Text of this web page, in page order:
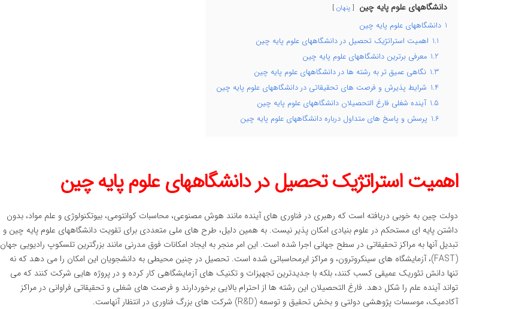
دانشگاههای علوم پایه چین پنهان
1 دانشگاههای علوم پایه چین
1.1 اهمیت استراتژیک تحصیل در دانشگاههای علوم پایه چین
1.2 معرفی برترین دانشگاههای علوم پایه چین
1.3 نگاهی عمیق تر به رشته ها در دانشگاههای علوم پایه چین
1.4 شرایط پذیرش و فرصت های تحقیقاتی در دانشگاههای علوم پایه چین
1.5 آینده شغلی فارغ التحصیلان دانشگاههای علوم پایه چین
1.6 پرسش و پاسخ های متداول درباره دانشگاههای علوم پایه چین
اهمیت استراتژیک تحصیل در دانشگاههای علوم پایه چین
دولت چین به خوبی دریافته است که رهبری در فناوری های آینده مانند هوش مصنوعی، محاسبات کوانتومی، بیوتکنولوژی و علم مواد، بدون
داشتن پایه ای مستحکم در علوم بنیادی امکان پذیر نیست. به همین دلیل، طرح های ملی متعددی برای تقویت دانشگاههای علوم پایه چین و
تبدیل آنها به مراکز تحقیقاتی در سطح جهانی اجرا شده است. این امر منجر به ایجاد امکانات فوق مدرنی مانند بزرگترین تلسکوپ رادیویی جهان
(FAST)، آزمایشگاه های سینکروترون، و مراکز ابرمحاسباتی شده است. تحصیل در چنین محیطی به دانشجویان این امکان را می دهد که نه
تنها دانش تئوریک عمیقی کسب کنند، بلکه با جدیدترین تجهیزات و تکنیک های آزمایشگاهی کار کرده و در پروژه هایی شرکت کنند که می
تواند آینده علم را شکل دهد. فارغ التحصیلان این رشته ها از احترام بالایی برخوردارند و فرصت های شغلی و تحقیقاتی فراوانی در مراکز
آکادمیک، موسسات پژوهشی دولتی و بخش تحقیق و توسعه (R&D) شرکت های بزرگ فناوری در انتظار آنهاست.